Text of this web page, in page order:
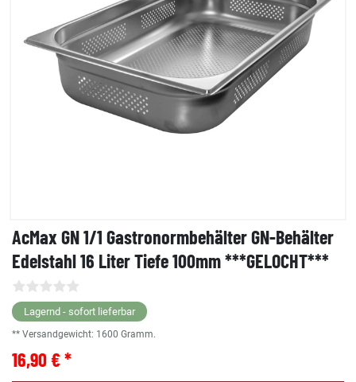
AcMax GN 1/1 Gastronormbehälter GN-Behälter
Edelstahl 16 Liter Tiefe 100mm ***GELOCHT***
Lagernd - sofort lieferbar
** Versandgewicht: 1600 Gramm.
16,90 € *